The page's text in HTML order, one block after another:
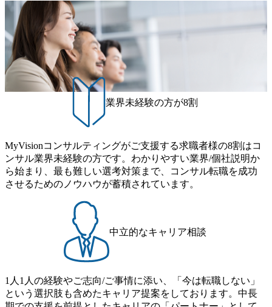
業界未経験の方が8割
MyVisionコンサルティングがご支援する求職者様の8割はコ
ンサル業界未経験の方です。わかりやすい業界/個社説明か
ら始まり、最も難しい選考対策まで、コンサル転職を成功
させるためのノウハウが蓄積されています。
中立的なキャリア相談
1人1人の経験やご志向/ご事情に添い、「今は転職しない」
という選択肢も含めたキャリア提案をしております。中長